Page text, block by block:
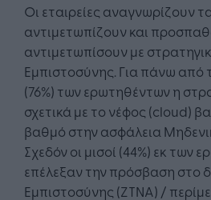
Οι εταιρείες αναγνωρίζουν
αντιμετωπίζουν και
αντιμετωπίσουν με
Εμπιστοσύνης. Για πάνω από
(76%) των ερωτηθέντων η
σχετικά με το νέφος (cloud)
βαθμό στην ασφάλεια
Σχεδόν οι μισοί (44%) εκ των
επέλεξαν την πρόσβαση στο
Εμπιστοσύνης (ZTNA) /